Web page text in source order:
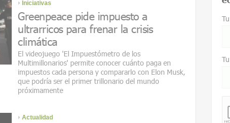
Iniciativas
Greenpeace pide impuesto a
ultrarricos para frenar la crisis
climática
El videojuego 'El Impuestómetro de los
Multimillonarios' permite conocer cuánto paga en
impuestos cada persona y compararlo con Elon Musk,
que podría ser el primer trillonario del mundo
próximamente
Actualidad